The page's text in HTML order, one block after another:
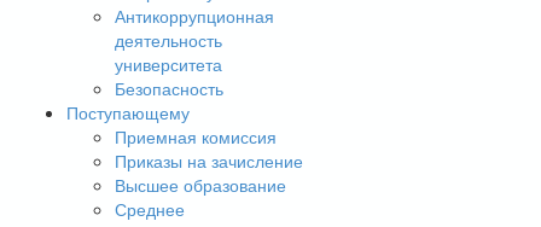
Антикоррупционная
деятельность
университета
Безопасность
Поступающему
Приемная комиссия
Приказы на зачисление
Высшее образование
Среднее